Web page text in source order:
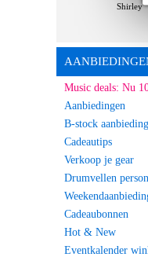
Shirley
Music deals: Nu
Aanbiedingen
B-stock
Cadeautips
Verkoop je gear
Drumvellen
Cadeaubonnen
Hot & New
Eventkalender